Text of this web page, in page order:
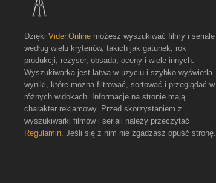
Dzięki Vider.Online możesz wyszukiwać filmy i seriale
według wielu kryteriów, takich jak gatunek, rok
produkcji, reżyser, obsada, oceny i wiele innych.
Wyszukiwarka jest łatwa w użyciu i szybko wyświetla
wyniki, które można filtrować, sortować i przeglądać w
różnych widokach. Informacje na stronie mają
charakter reklamowy. Przed skorzystaniem z
wyszukiwarki filmów i seriali należy przeczytać
Regulamin. Jeśli się z nim nie zgadzasz opuść stronę.